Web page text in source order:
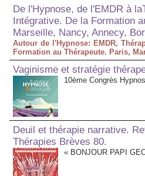
De l'Hypnose, de l'EMDR à
Intégrative. De la Formation
Marseille, Nancy, Annecy,
Autour de l'Hypnose: EMDR,
Formation au Thérapeute. Paris,
Vaginisme et stratégie
10ème Congrès
Deuil et thérapie narrative.
Thérapies Brèves 80.
« BONJOUR PAPI